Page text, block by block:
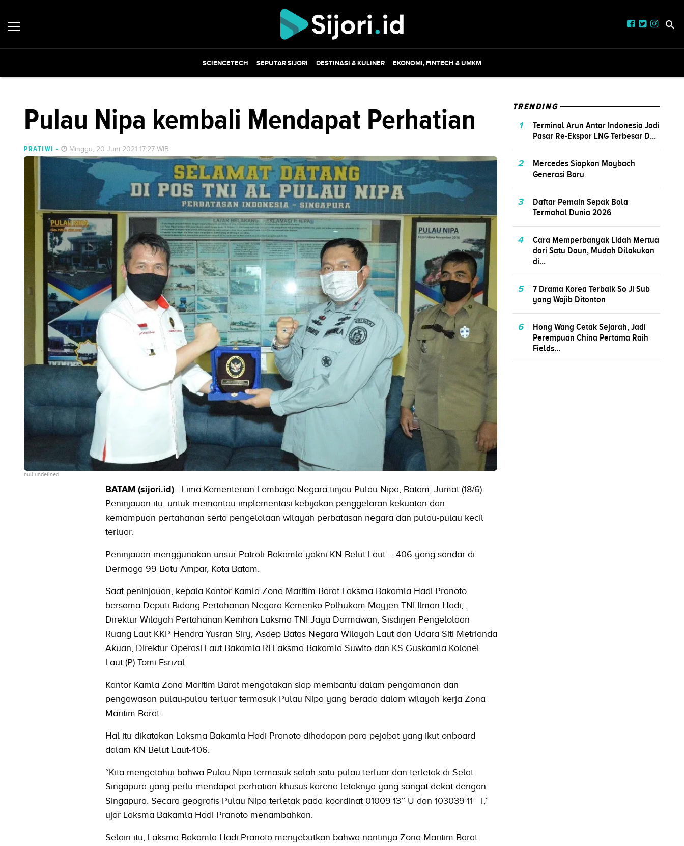
SCIENCETECH SEPUTAR SIJORI DESTINASI & KULINER EKONOMI, FINTECH & UMKM
Pulau Nipa kembali Mendapat Perhatian
PRATIWI - Minggu, 20 Juni 2021 17:27 WIB
null undefined
BATAM (sijori.id)- Lima Kementerian Lembaga Negara tinjau Pulau Nipa, Batam, Jumat (18/6).
Peninjauan itu, untuk memantau implementasi kebijakan penggelaran kekuatan dan
kemampuan pertahanan serta pengelolaan wilayah perbatasan negara dan pulau-pulau kecil
terluar.
Peninjauan menggunakan unsur Patroli Bakamla yakni KN Belut Laut – 406 yang sandar di
Dermaga 99 Batu Ampar, Kota Batam.
Saat peninjauan, kepala Kantor Kamla Zona Maritim Barat Laksma Bakamla Hadi Pranoto
bersama Deputi Bidang Pertahanan Negara Kemenko Polhukam Mayjen TNI Ilman Hadi, ,
Direktur Wilayah Pertahanan Kemhan Laksma TNI Jaya Darmawan, Sisdirjen Pengelolaan
Ruang Laut KKP Hendra Yusran Siry, Asdep Batas Negara Wilayah Laut dan Udara Siti Metrianda
Akuan, Direktur Operasi Laut Bakamla RI Laksma Bakamla Suwito dan KS Guskamla Kolonel
Laut (P) Tomi Esrizal.
Kantor Kamla Zona Maritim Barat mengatakan siap membantu dalam pengamanan dan
pengawasan pulau-pulau terluar termasuk Pulau Nipa yang berada dalam wilayah kerja Zona
Maritim Barat.
Hal itu dikatakan Laksma Bakamla Hadi Pranoto dihadapan para pejabat yang ikut onboard
dalam KN Belut Laut-406.
“Kita mengetahui bahwa Pulau Nipa termasuk salah satu pulau terluar dan terletak di Selat
Singapura yang perlu mendapat perhatian khusus karena letaknya yang sangat dekat dengan
Singapura. Secara geografis Pulau Nipa terletak pada koordinat 01009’13’’ U dan 103039’11’’ T,”
ujar Laksma Bakamla Hadi Pranoto menambahkan.
Selain itu, Laksma Bakamla Hadi Pranoto menyebutkan bahwa nantinya Zona Maritim Barat
TRENDING
1
Terminal Arun Antar Indonesia Jadi
Pasar Re-Ekspor LNG Terbesar D...
2
Mercedes Siapkan Maybach
Generasi Baru
3
Daftar Pemain Sepak Bola
Termahal Dunia 2026
4
Cara Memperbanyak Lidah Mertua
dari Satu Daun, Mudah Dilakukan
di...
5
7 Drama Korea Terbaik So Ji Sub
yang Wajib Ditonton
6
Hong Wang Cetak Sejarah, Jadi
Perempuan China Pertama Raih
Fields...